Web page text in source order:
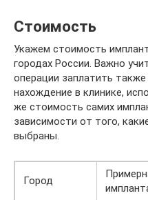
Стоимость
Укажем стоимость
городах России. Важно
операции заплатить также
нахождение в клинике,
же стоимость самих
зависимости от того,
выбраны.
Город